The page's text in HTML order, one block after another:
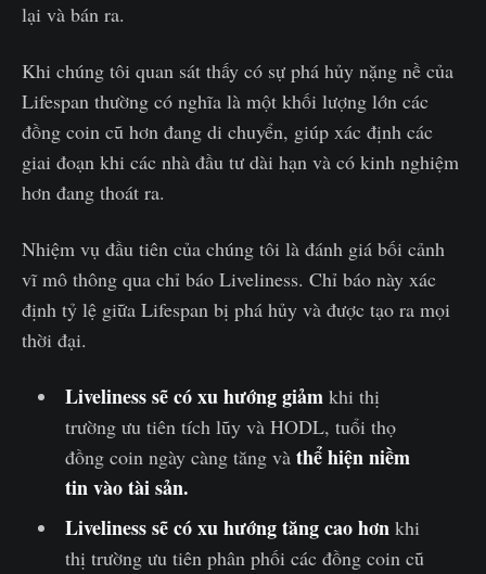
lại và bán ra.
Khi chúng tôi quan sát thấy có sự phá hủy nặng nề của
Lifespan thường có nghĩa là một khối lượng lớn các
đồng coin cũ hơn đang di chuyển, giúp xác định các
giai đoạn khi các nhà đầu tư dài hạn và có kinh nghiệm
hơn đang thoát ra.
Nhiệm vụ đầu tiên của chúng tôi là đánh giá bối cảnh
vĩ mô thông qua chỉ báo Liveliness. Chỉ báo này xác
định tỷ lệ giữa Lifespan bị phá hủy và được tạo ra mọi
thời đại.
Liveliness sẽ có xu hướng giảmkhi thị
trường ưu tiên tích lũy và HODL, tuổi thọ
đồng coin ngày càng tăng và thể hiện niềm
tin vào tài sản.
Liveliness sẽ có xu hướng tăng cao hơnkhi
thị trường ưu tiên phân phối các đồng coin cũ